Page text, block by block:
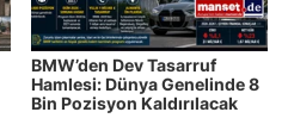
BMW’den Dev Tasarruf
Hamlesi: Dünya Genelinde 8
Bin Pozisyon Kaldırılacak